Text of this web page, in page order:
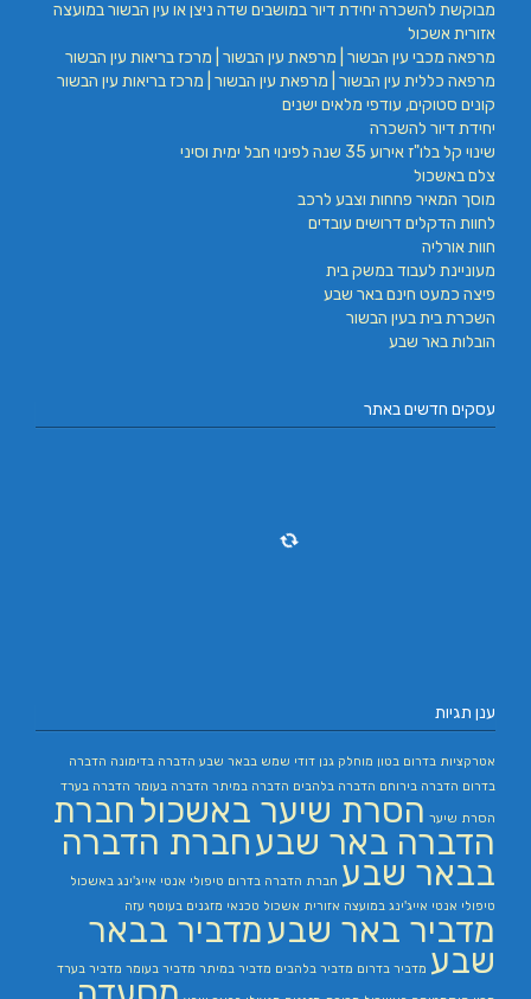
מבוקשת להשכרה יחידת דיור במושבים שדה ניצן או עין הבשור במועצה
אזורית אשכול
מרפאה מכבי עין הבשור | מרפאת עין הבשור | מרכז בריאות עין הבשור
מרפאה כללית עין הבשור | מרפאת עין הבשור | מרכז בריאות עין הבשור
קונים סטוקים, עודפי מלאים ישנים
יחידת דיור להשכרה
שינוי קל בלו"ז אירוע 35 שנה לפינוי חבל ימית וסיני
צלם באשכול
מוסך המאיר פחחות וצבע לרכב
לחוות הדקלים דרושים עובדים
חוות אורליה
מעוניינת לעבוד במשק בית
פיצה כמעט חינם באר שבע
השכרת בית בעין הבשור
הובלות באר שבע
עסקים חדשים באתר
ענן תגיות
אטרקציות בדרום בטון מוחלק גנן דודי שמש בבאר שבע הדברה בדימונה הדברה
בדרום הדברה בירוחם הדברה בלהבים הדברה במיתר הדברה בעומר הדברה בערד
הסרת שיער הסרת שיער באשכול חברת
הדברה באר שבעחברת הדברה
בבאר שבע חברת הדברה בדרום טיפולי אנטי אייג'ינג באשכול
טיפולי אנטי אייג'ינג במועצה אזורית אשכול טכנאי מזגנים בעוטף עזה
מדביר באר שבעמדביר בבאר
שבע מדביר בדרום מדביר בלהבים מדביר במיתר מדביר בעומר מדביר בערד